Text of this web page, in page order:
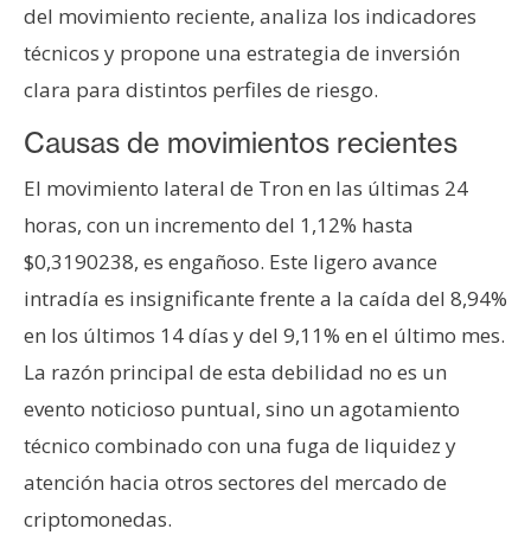
a
d
del movimiento reciente, analiza los indicadores
técnicos y propone una estrategia de inversión
clara para distintos perfiles de riesgo.
Causas de movimientos recientes
El movimiento lateral de Tron en las últimas 24
horas, con un incremento del 1,12% hasta
$0,3190238, es engañoso. Este ligero avance
intradía es insignificante frente a la caída del 8,94%
en los últimos 14 días y del 9,11% en el último mes.
La razón principal de esta debilidad no es un
evento noticioso puntual, sino un agotamiento
técnico combinado con una fuga de liquidez y
atención hacia otros sectores del mercado de
criptomonedas.